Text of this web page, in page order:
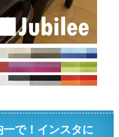
で！インスタに